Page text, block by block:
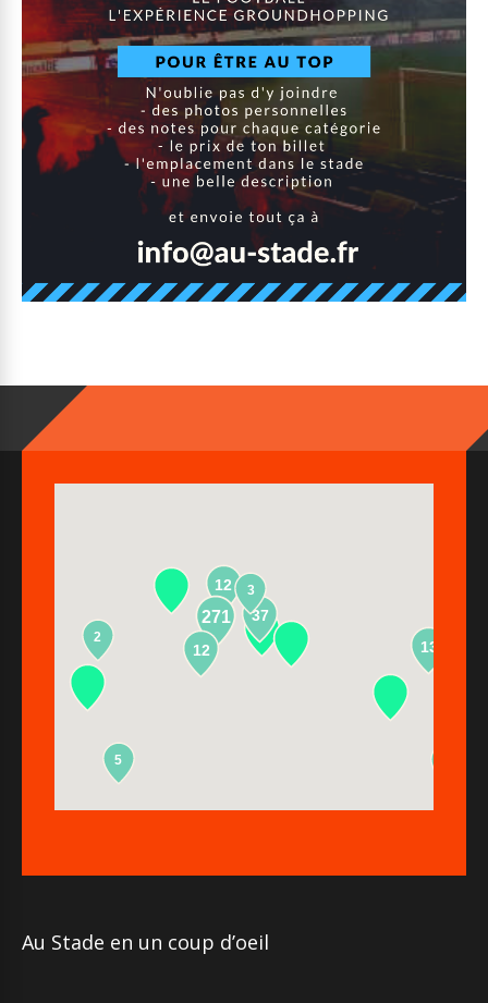
12
271
13
37
2
5
12
3
Au Stade en un coup d’oeil